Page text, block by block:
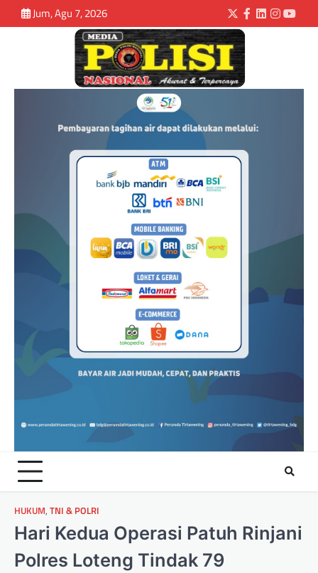
Jum, Agu 7, 2026
HUKUM, TNI & POLRI
Hari Kedua Operasi Patuh Rinjani
Polres Loteng Tindak 79